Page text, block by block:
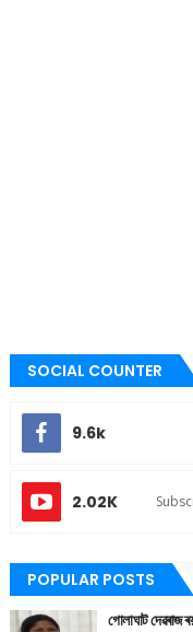
SOCIAL COUNTER
9.6k
2.02K
POPULAR POSTS
গোলাঘাট দেৱৰাজ